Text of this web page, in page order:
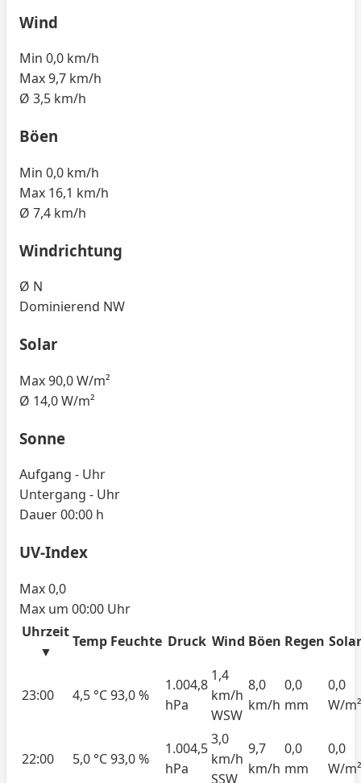
Wind
Min 0,0 km/h
Max9,7 km/h
Ø 3,5 km/h
Böen
Min 0,0 km/h
Max 16,1 km/h
Ø 7,4 km/h
Windrichtung
Ø N
Dominierend NW
Solar
Max90,0 W/m²
Ø 14,0 W/m²
Sonne
Aufgang - Uhr
Untergang - Uhr
Dauer00:00 h
UV-Index
Max0,0
Max um 00:00 Uhr
Uhrzeit
▼
Temp Feuchte Druck Wind Böen Regen Solar
23:00 4,5 °C93,0 %
1.004,8
hPa
1,4
km/h
WSW
8,0
km/h
0,0
mm
0,0
W/m²
22:00 5,0 °C93,0 %
1.004,5
hPa
3,0
km/h
SSW
9,7
km/h
0,0
mm
0,0
W/m²